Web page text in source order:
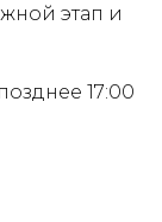
этап и
17:00